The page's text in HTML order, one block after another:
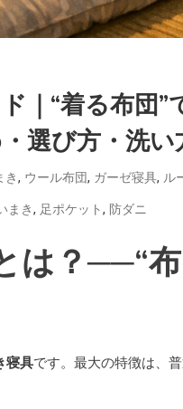
｜“着る布団”
選び方・洗
き, ウール布団, ガーゼ寝具, ル
まき, 足ポケット, 防ダニ
は？──“
寝具です。最大の特徴は、